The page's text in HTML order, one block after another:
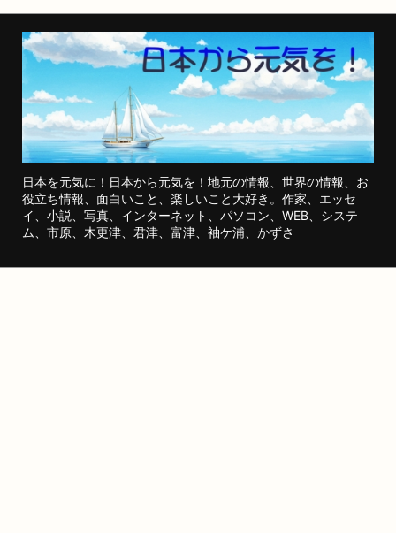
日本を元気に！日本から元気を！地元の情報、世界の情報、お
役立ち情報、面白いこと、楽しいこと大好き。作家、エッセ
イ、小説、写真、インターネット、パソコン、WEB、システ
ム、市原、木更津、君津、富津、袖ケ浦、かずさ